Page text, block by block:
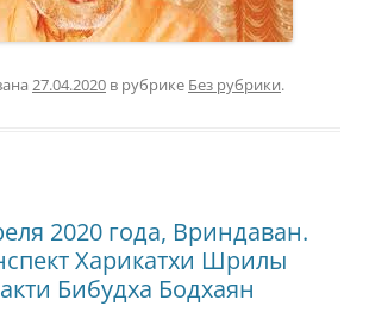
27.04.2020 в рубрике Без рубрики.
2020 года, Вриндаван.
Харикатхи Шрилы
Бибудха Бодхаян